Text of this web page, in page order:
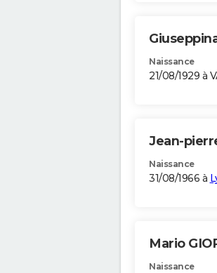
Naissance
21/08/1929 à
Jean-
Naissance
31/08/1966 à
Mario
Naissance